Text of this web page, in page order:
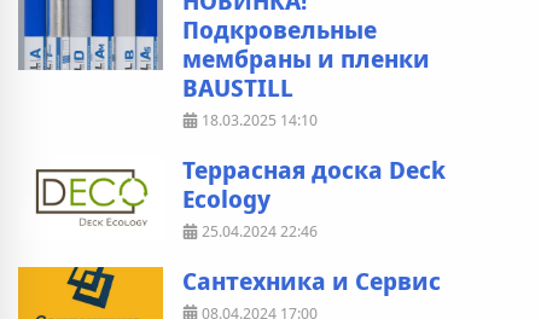
Подкровельные
мембраны и пленки
BAUSTILL
18.03.2025 14:10
Террасная доска Deck
Ecology
25.04.202422:46
Сантехника и Сервис
08.04.2024 17:00